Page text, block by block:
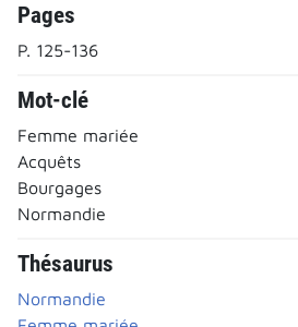
Pages
P. 125-136
Mot-clé
Femme mariée
Acquêts
Bourgages
Normandie
Thésaurus
Normandie